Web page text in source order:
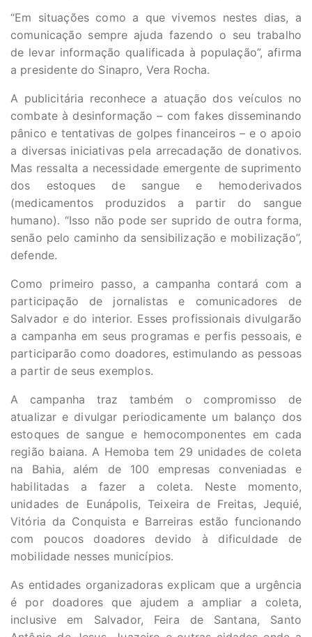
“Em situações como a que vivemos nestes dias, a
comunicação sempre ajuda fazendo o seu trabalho
de levar informação qualificada à população”, afirma
a presidente do Sinapro, Vera Rocha.
A publicitária reconhece a atuação dos veículos no
combate à desinformação – com fakes disseminando
pânico e tentativas de golpes financeiros – e o apoio
a diversas iniciativas pela arrecadação de donativos.
Mas ressalta a necessidade emergente de suprimento
dos estoques de sangue e hemoderivados
(medicamentos produzidos a partir do sangue
humano). “Isso não pode ser suprido de outra forma,
senão pelo caminho da sensibilização e mobilização”,
defende.
Como primeiro passo, a campanha contará com a
participação de jornalistas e comunicadores de
Salvador e do interior. Esses profissionais divulgarão
a campanha em seus programas e perfis pessoais, e
participarão como doadores, estimulando as pessoas
a partir de seus exemplos.
A campanha traz também o compromisso de
atualizar e divulgar periodicamente um balanço dos
estoques de sangue e hemocomponentes em cada
região baiana. A Hemoba tem 29 unidades de coleta
na Bahia, além de 100 empresas conveniadas e
habilitadas a fazer a coleta. Neste momento,
unidades de Eunápolis, Teixeira de Freitas, Jequié,
Vitória da Conquista e Barreiras estão funcionando
com poucos doadores devido à dificuldade de
mobilidade nesses municípios.
As entidades organizadoras explicam que a urgência
é por doadores que ajudem a ampliar a coleta,
inclusive em Salvador, Feira de Santana, Santo